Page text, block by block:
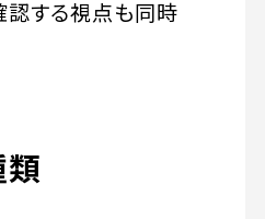
認する視点も同時